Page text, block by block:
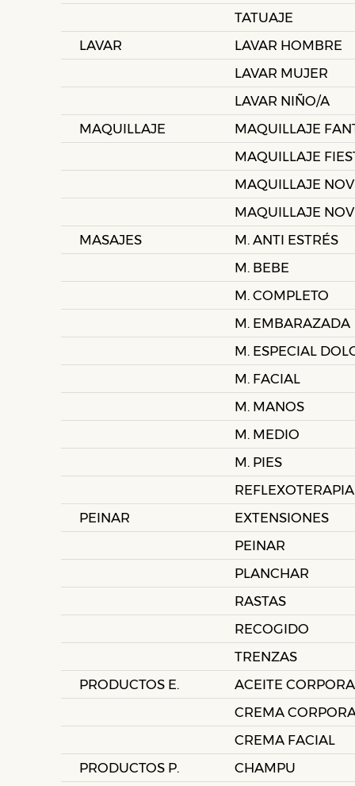
TATUAJE
LAVAR
LAVAR HOMBRE
LAVAR MUJER
LAVAR NIÑO/A
MAQUILLAJE
MAQUILLAJE
MAQUILLAJE
MAQUILLAJE
MAQUILLAJE
MASAJES
M. ANTI ESTRÉS
M. BEBE
M. COMPLETO
M. EMBARAZADA
M. ESPECIAL
M. FACIAL
M. MANOS
M. MEDIO
M. PIES
REFLEXOTERAPIA
PEINAR
EXTENSIONES
PEINAR
PLANCHAR
RASTAS
RECOGIDO
TRENZAS
PRODUCTOS E.
ACEITE
CREMA
CREMA FACIAL
PRODUCTOS P.
CHAMPU